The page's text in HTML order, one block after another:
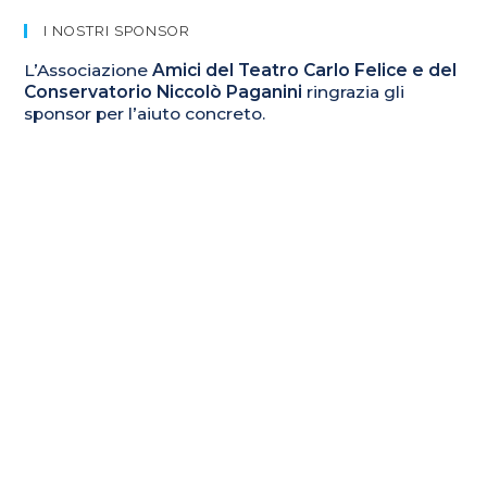
I NOSTRI SPONSOR
L’AssociazioneAmici del Teatro Carlo Felice e del
Conservatorio Niccolò Paganini ringrazia gli
sponsor per l’aiuto concreto.